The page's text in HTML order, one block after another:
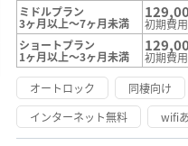
ミドルプラン
3ヶ月以上～7ヶ月未満
初期費
ショートプラン
1ヶ月以上～3ヶ月未満
初期費
オートロック
同棲向け
インターネット無料
wifi